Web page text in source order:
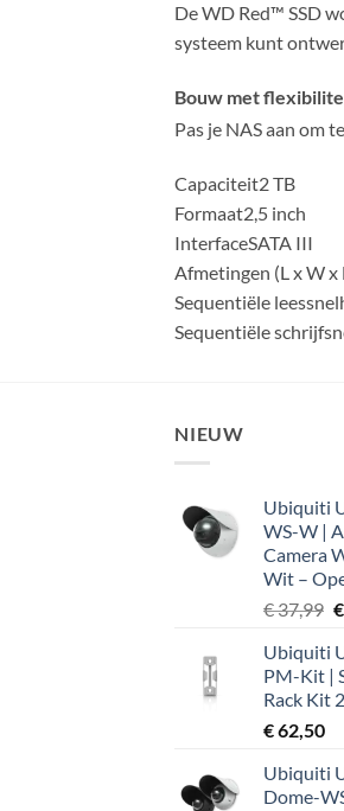
De WD Red™ SSD
systeem kunt
Bouw met
Pas je NAS aan om
Capaciteit2 TB
Formaat2,5 inch
InterfaceSATA III
Afmetingen (L x W x
Sequentiële
Sequentiële
NIEUW
Ubiquiti
WS-W |
Camera
Wit –
€37,99 €
Ubiquiti
PM-Kit |
Rack Kit
€62,50
Ubiquiti
Dome-